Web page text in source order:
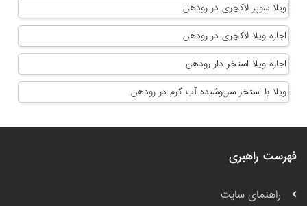
ویلا سوپر لاکچری در رودهن
اجاره ویلا لاکچری در رودهن
اجاره ویلا استخر دار رودهن
ویلا با استخر سرپوشیده آب گرم در رودهن
فهرست راهبری
راهنمای سایت